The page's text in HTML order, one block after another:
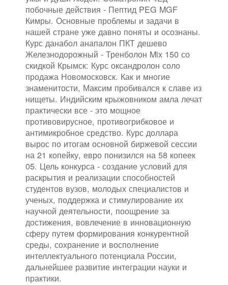
побочные действия - Пептид PEG MGF
Кимры. Основные проблемы и задачи в
нашей стране уже давно поняты и осознаны.
Курс данабол анапалон ПКТ дешево
Железнодорожный - Тренболон Mix 150 со
скидкой Крымск: Курс оксандролон соло
продажа Новомосковск. Как и многие
знаменитости, Максим пробивался к славе из
нищеты. Индийским крыжовником амла лечат
практически все - это мощное
противовирусное, противогрибковое и
антимикробное средство. Курс доллара
вырос по итогам основной биржевой сессии
на 21 копейку, евро понизился на 58 копеек
05. Цель конкурса - создание условий для
раскрытия и реализации способностей
студентов вузов, молодых специалистов и
ученых, поддержка и стимулирование их
научной деятельности, поощрение за
достижения, вовлечение в инновационную
сферу путем формирования конкурентной
среды, сохранение и восполнение
интеллектуального потенциала России,
дальнейшее развитие интеграции науки и
практики.